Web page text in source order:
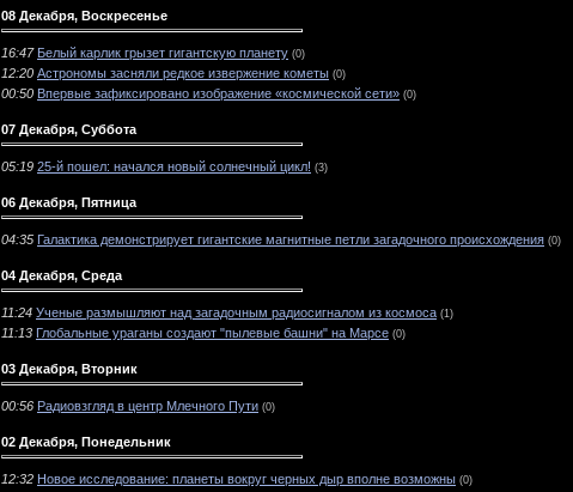
08 Декабря, Воскресенье
16:47 Белый карлик грызет гигантскую планету (0)
12:20 Астрономы засняли редкое извержение кометы (0)
00:50 Впервые зафиксировано изображение «космической сети» (0)
07 Декабря, Суббота
05:19 25-й пошел: начался новый солнечный цикл! (3)
06 Декабря, Пятница
04:35 Галактика демонстрирует гигантские магнитные петли загадочного происхождения (0)
04 Декабря, Среда
11:24 Ученые размышляют над загадочным радиосигналом из космоса (1)
11:13 Глобальные ураганы создают "пылевые башни" на Марсе (0)
03 Декабря, Вторник
00:56 Радиовзгляд в центр Млечного Пути (0)
02 Декабря, Понедельник
12:32 Новое исследование: планеты вокруг черных дыр вполне возможны (0)